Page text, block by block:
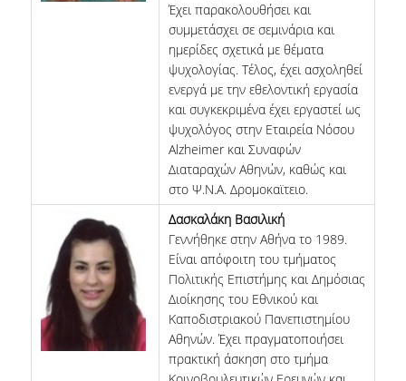
ΕΚΔΗΛΩΣΕΙΣ
Έχει παρακολουθήσει και
συμμετάσχει σε σεμινάρια και
ημερίδες σχετικά με θέματα
ψυχολογίας. Τέλος, έχει ασχοληθεί
ενεργά με την εθελοντική εργασία
και συγκεκριμένα έχει εργαστεί ως
ψυχολόγος στην Εταιρεία Νόσου
Alzheimer και Συναφών
Διαταραχών Αθηνών, καθώς και
στο Ψ.Ν.Α. Δρομοκαϊτειο.
Δασκαλάκη Βασιλική
Γεννήθηκε στην Αθήνα το 1989.
Είναι απόφοιτη του τμήματος
Πολιτικής Επιστήμης και Δημόσιας
Διοίκησης του Εθνικού και
Καποδιστριακού Πανεπιστημίου
Αθηνών. Έχει πραγματοποιήσει
πρακτική άσκηση στο τμήμα